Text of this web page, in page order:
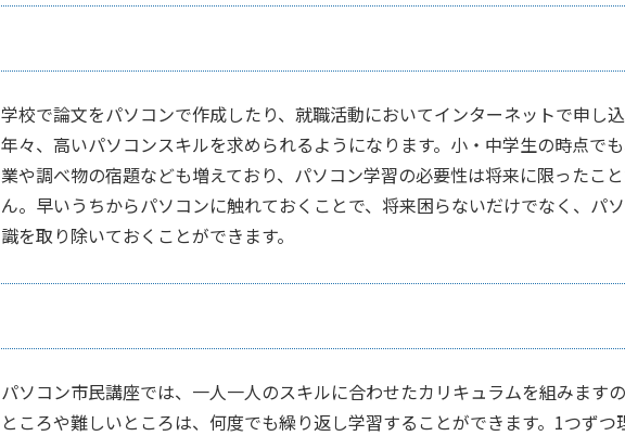
学校で論文をパソコンで作成したり、就職活動においてインターネットで申し込
年々、高いパソコンスキルを求められるようになります。小・中学生の時点で
業や調べ物の宿題なども増えており、パソコン学習の必要性は将来に限ったこ
ん。早いうちからパソコンに触れておくことで、将来困らないだけでなく、パ
識を取り除いておくことができます。
パソコン市民講座では、一人一人のスキルに合わせたカリキュラムを組みます
ところや難しいところは、何度でも繰り返し学習することができます。1つずつ